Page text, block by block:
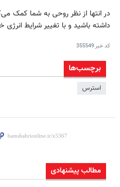
در انتها از نظر روحی به شما کمک
داشته باشید و با تغییر شرایط انرژی
کد خبر355549
برچسب‌ها
استرس
مطالب پیشنهادی